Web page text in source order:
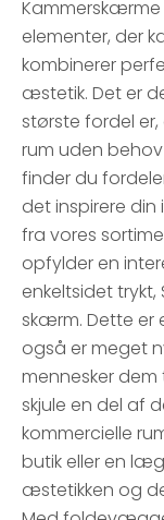
elementer, der
kombinerer
æstetik. Det er
største fordel
rum uden
finder du
det inspirere
fra vores
opfylder en
enkeltsidet
skærm. Dette er
også er meget
mennesker
skjule en del af
kommercielle
butik eller en
æstetikken og